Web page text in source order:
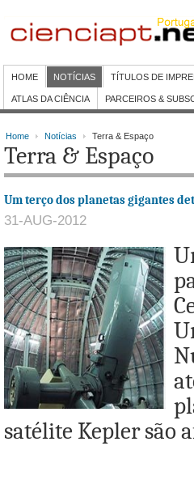
HOME NOTÍCIAS TÍTULOS DE
ATLAS DA CIÊNCIA PARCEIROS &
Home Notícias Terra & Espaço
Terra & Espaço
Um terço dos planetas gigantes
31-AUG-2012
satélite Kepler são